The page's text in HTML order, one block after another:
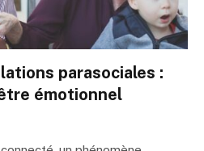
parasociales :
émotionnel